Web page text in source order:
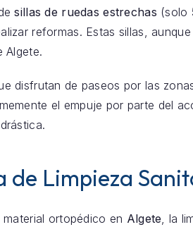
sillas de ruedas estrechas (solo
reformas. Estas sillas,
Algete.
disfrutan de paseos por las
el empuje por parte del
de Limpieza
material ortopédico en Algete, la